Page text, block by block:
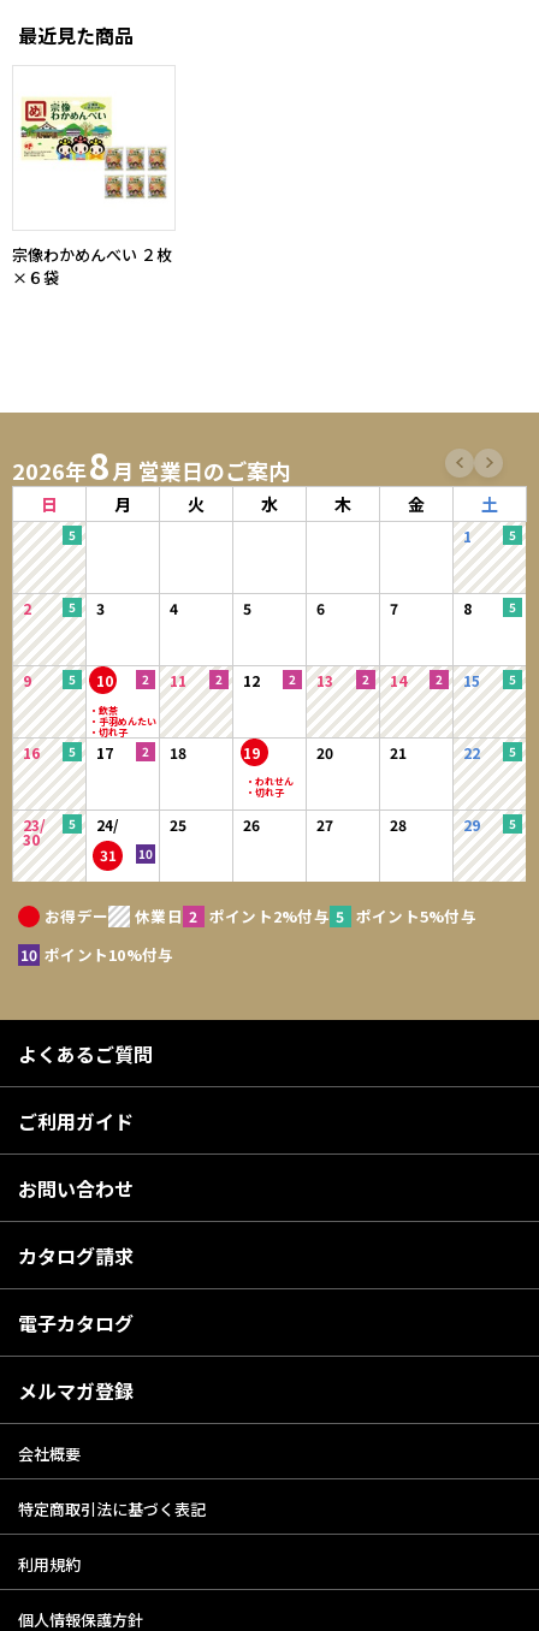
最近見た商品
宗像わかめんべい ２枚
×６袋
2026年8月 営業日のご案内
日 月 火 水 木 金 土
1
2 3 4 5 6 7 8
9 10 11 12 13 14 15
16 17 18 19 20 21 22
23/
30
24/
31
25 26 27 28 29
お得デー 休業日 ポイント2%付与
ポイント5%付与
ポイント10%付与
よくあるご質問
ご利用ガイド
お問い合わせ
カタログ請求
電子カタログ
メルマガ登録
会社概要
特定商取引法に基づく表記
利用規約
個人情報保護方針